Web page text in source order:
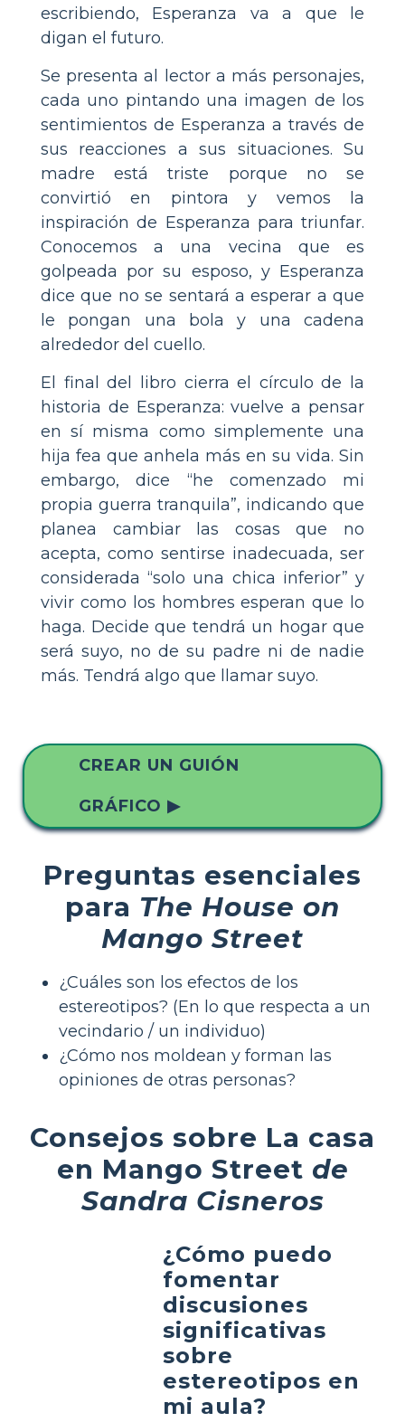
escribiendo, Esperanza va a que le
digan el futuro.
Se presenta al lector a más personajes,
cada uno pintando una imagen de los
sentimientos de Esperanza a través de
sus reacciones a sus situaciones. Su
madre está triste porque no se
convirtió en pintora y vemos la
inspiración de Esperanza para triunfar.
Conocemos a una vecina que es
golpeada por su esposo, y Esperanza
dice que no se sentará a esperar a que
le pongan una bola y una cadena
alrededor del cuello.
El final del libro cierra el círculo de la
historia de Esperanza: vuelve a pensar
en sí misma como simplemente una
hija fea que anhela más en su vida. Sin
embargo, dice “he comenzado mi
propia guerra tranquila”, indicando que
planea cambiar las cosas que no
acepta, como sentirse inadecuada, ser
considerada “solo una chica inferior” y
vivir como los hombres esperan que lo
haga. Decide que tendrá un hogar que
será suyo, no de su padre ni de nadie
más. Tendrá algo que llamar suyo.
CREAR UN GUIÓN
GRÁFICO ▶
Preguntas esenciales
para The House on
Mango Street
¿Cuáles son los efectos de los
estereotipos? (En lo que respecta a un
vecindario / un individuo)
¿Cómo nos moldean y forman las
opiniones de otras personas?
Consejos sobre La casa
en Mango Street de
Sandra Cisneros
¿Cómo puedo
fomentar
discusiones
significativas
sobre
estereotipos en
mi aula?